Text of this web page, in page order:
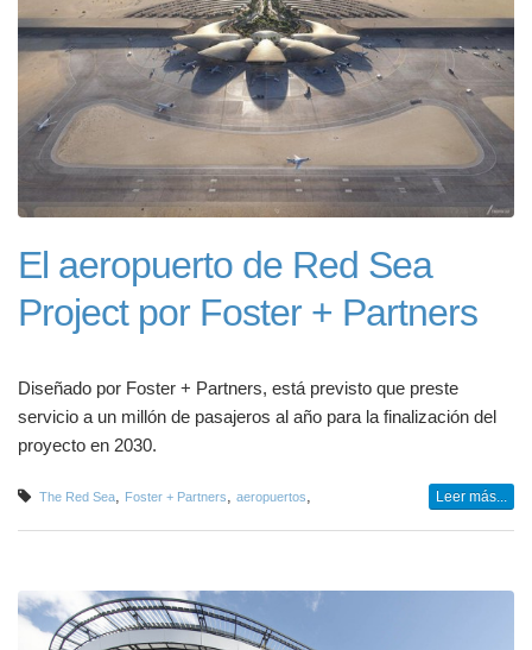
El aeropuerto de Red Sea
Project por Foster + Partners
Diseñado por Foster + Partners, está previsto que preste
servicio a un millón de pasajeros al año para la finalización del
proyecto en 2030.
The Red Sea, Foster + Partners, aeropuertos, Leer más...